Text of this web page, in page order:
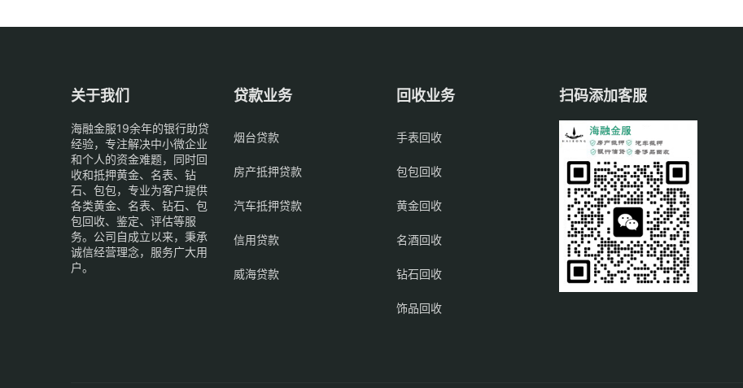
关于我们
海融金服19余年的银行助贷
经验，专注解决中小微企业
和个人的资金难题，同时回
收和抵押黄金、名表、钻
石、包包，专业为客户提供
各类黄金、名表、钻石、包
包回收、鉴定、评估等服
务。公司自成立以来，秉承
诚信经营理念，服务广大用
户。
贷款业务
烟台贷款
房产抵押贷款
汽车抵押贷款
信用贷款
威海贷款
回收业务
手表回收
包包回收
黄金回收
名酒回收
钻石回收
饰品回收
扫码添加客服